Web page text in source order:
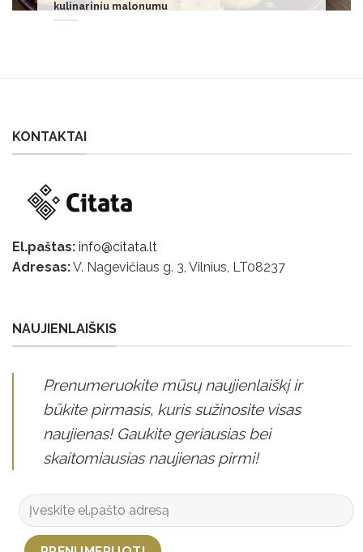
KONTAKTAI
El.paštas: info@citata.lt
Adresas:V. Nagevičiaus g. 3, Vilnius, LT08237
NAUJIENLAIŠKIS
Prenumeruokite mūsų naujienlaiškį ir
būkite pirmasis, kuris sužinosite visas
naujienas! Gaukite geriausias bei
skaitomiausias naujienas pirmi!